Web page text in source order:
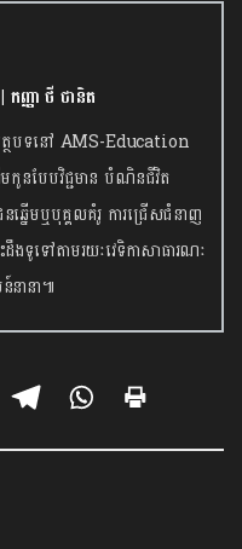
ញា ថី ថានិត
ថបទនៅ AMS-Education
មកូនបែបវិជ្ជមាន បំណិនជីវិត
នើមឬបុគ្គលគំរូ ការជ្រើសជំនាញ
ងទូទៅតាមរយៈវេទិកាសាធារណៈ
ានា៕